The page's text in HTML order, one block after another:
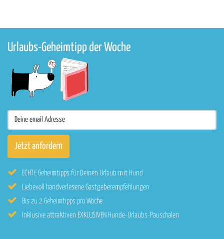
Urlaubs-Geheimtipp der Woche
ECHTE Geheimtipps für Deinen Urlaub mit Hund
Liebevoll handverlesene Gastgeberempfehlungen
Bis zu 2 Geheimtipps pro Woche
Inklusive attraktiven EXKLUSIVEN Hunde-Urlaubs-Pauschalen